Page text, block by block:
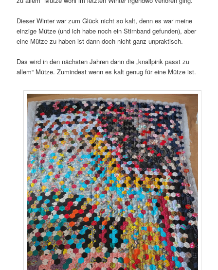
Dieser Winter war zum Glück nicht so kalt, denn es war meine
einzige Mütze (und ich habe noch ein Stirnband gefunden), aber
eine Mütze zu haben ist dann doch nicht ganz unpraktisch.
Das wird in den nächsten Jahren dann die „knallpink passt zu
allem“ Mütze. Zumindest wenn es kalt genug für eine Mütze ist.